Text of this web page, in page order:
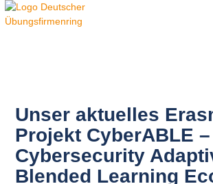
springen
Unser aktuelles
Projekt CyberABLE –
Cybersecurity
Blended Learning